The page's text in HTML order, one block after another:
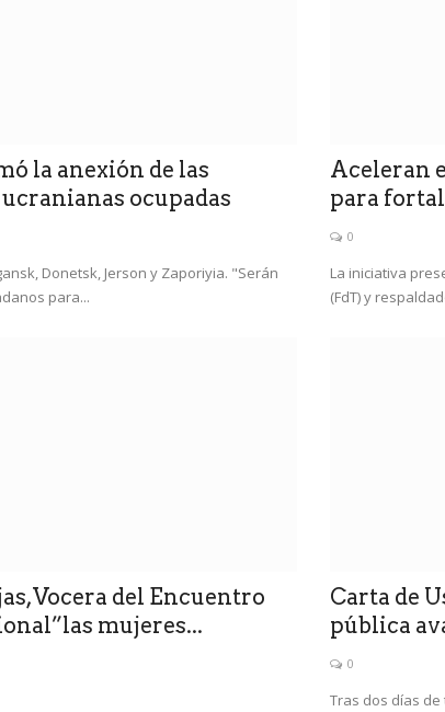
la anexión de las
ocupadas
Donetsk, Jerson y Zaporiyia. "Serán
para...
Aceleran
para
0
La iniciativa
(FdT) y
del Encuentro
mujeres...
Carta de
pública
0
Tras dos días